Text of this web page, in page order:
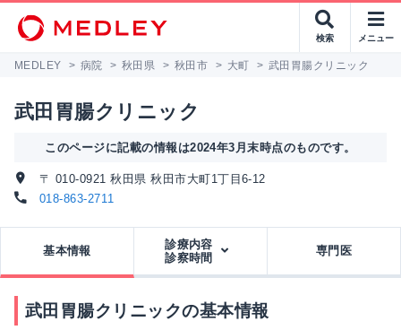
検索 メニュー
MEDLEY > 病院 > 秋田県 > 秋田市 > 大町 > 武田胃腸クリニック
武田胃腸クリニック
このページに記載の情報は2024年3月末時点のものです。
〒 010-0921 秋田県 秋田市大町1丁目6-12
018-863-2711
基本情報
診療内容
診察時間
専門医
武田胃腸クリニックの基本情報